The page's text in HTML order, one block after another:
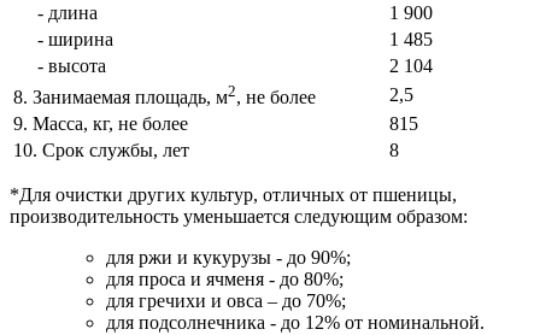
- длина
1 900
- ширина
1 485
- высота
2 104
8. Занимаемая площадь, м2, не более
2,5
9. Масса, кг, не более
815
10. Срок службы, лет
8
*Для очистки других культур, отличных от пшеницы,
производительность уменьшается следующим образом:
для ржи и кукурузы - до 90%;
для проса и ячменя - до 80%;
для гречихи и овса – до 70%;
для подсолнечника - до 12% от номинальной.